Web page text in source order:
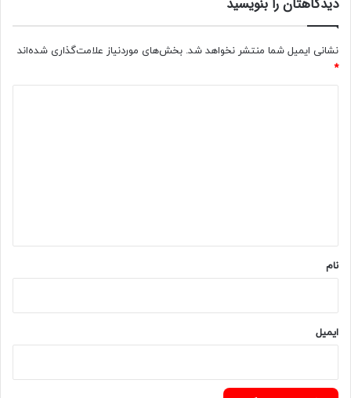
نشانی ایمیل شما منتشر نخواهد شد. بخش‌های موردنیاز علامت‌گذاری شده‌اند
*
نام
ایمیل